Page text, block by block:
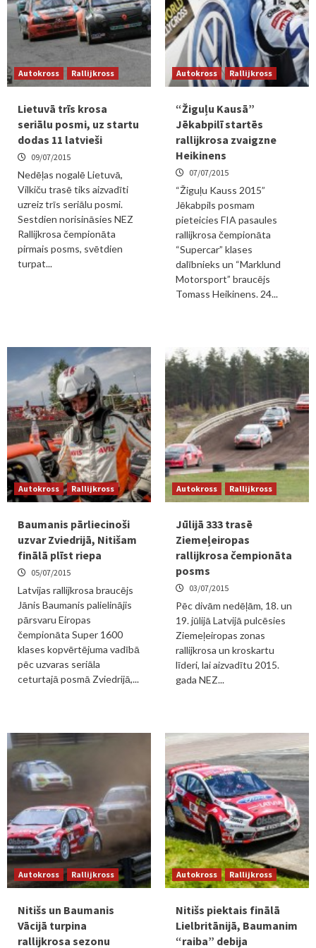
Autokross Rallijkross
Lietuvā trīs krosa
seriālu posmi, uz startu
dodas 11 latvieši
09/07/2015
Nedēļas nogalē Lietuvā,
Vilkiču trasē tiks aizvadīti
uzreiz trīs seriālu posmi.
Sestdien norisināsies NEZ
Rallijkrosa čempionāta
pirmais posms, svētdien
turpat...
Autokross Rallijkross
“Žiguļu Kausā”
Jēkabpilī startēs
rallijkrosa zvaigzne
Heikinens
07/07/2015
“Žiguļu Kauss 2015”
Jēkabpils posmam
pieteicies FIA pasaules
rallijkrosa čempionāta
“Supercar” klases
dalībnieks un “Marklund
Motorsport” braucējs
Tomass Heikinens. 24...
Autokross Rallijkross
Baumanis pārliecinoši
uzvar Zviedrijā, Nitišam
finālā plīst riepa
05/07/2015
Latvijas rallijkrosa braucējs
Jānis Baumanis palielinājis
pārsvaru Eiropas
čempionāta Super 1600
klases kopvērtējuma vadībā
pēc uzvaras seriāla
ceturtajā posmā Zviedrijā,...
Autokross Rallijkross
Jūlijā 333 trasē
Ziemeļeiropas
rallijkrosa čempionāta
posms
03/07/2015
Pēc divām nedēļām, 18. un
19. jūlijā Latvijā pulcēsies
Ziemeļeiropas zonas
rallijkrosa un kroskartu
līderi, lai aizvadītu 2015.
gada NEZ...
Autokross Rallijkross
Nitišs un Baumanis
Vācijā turpina
rallijkrosa sezonu
Autokross Rallijkross
Nitišs piektais finālā
Lielbritānijā, Baumanim
“raiba” debija